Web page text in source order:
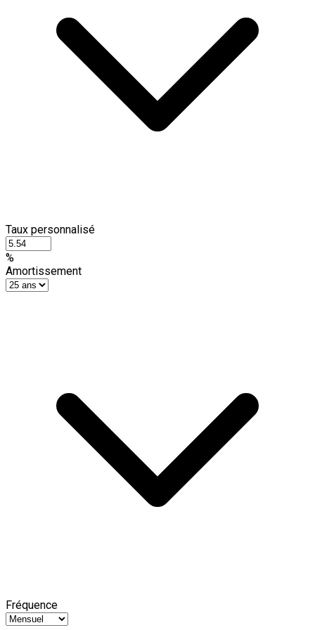
Taux personnalisé
%
Amortissement
Fréquence